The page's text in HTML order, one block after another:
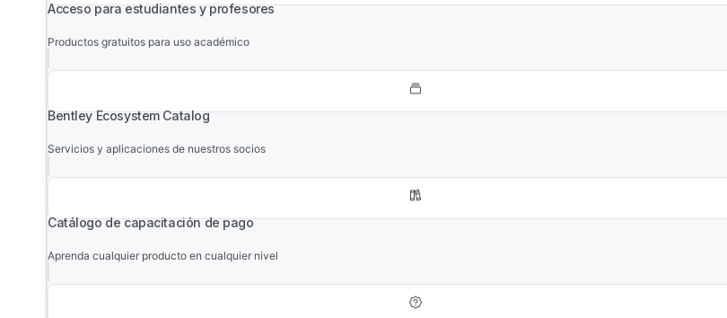
Acceso para estudiantes y profesores
Productos gratuitos para uso académico
Bentley Ecosystem Catalog
Servicios y aplicaciones de nuestros socios
Catálogo de capacitación de pago
Aprenda cualquier producto en cualquier nivel